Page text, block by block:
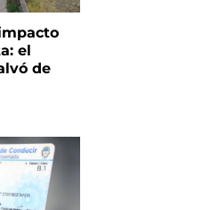
el
de